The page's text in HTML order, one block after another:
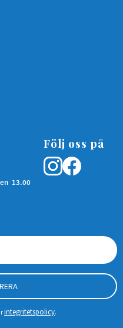
13.00
Följ oss på
integritetspolicy.